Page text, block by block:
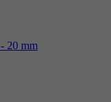
20 mm